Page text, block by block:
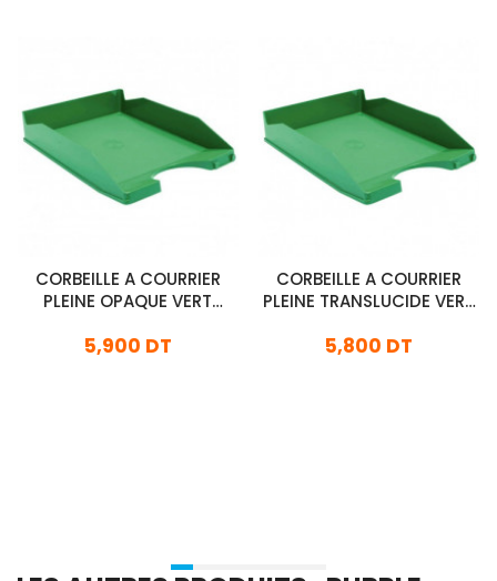
CORBEILLE A COURRIER
PLEINE OPAQUE VERT
5,900 DT
CORBEILLE A COURRIER
PLEINE TRANSLUCIDE VERT
5,800 DT